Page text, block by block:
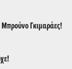
Μπρούνο Γκιμαράες!